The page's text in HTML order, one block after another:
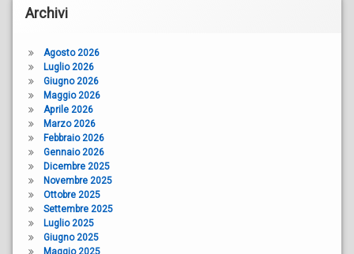
Archivi
Agosto 2026
Luglio 2026
Giugno 2026
Maggio 2026
Aprile 2026
Marzo 2026
Febbraio 2026
Gennaio 2026
Dicembre 2025
Novembre 2025
Ottobre 2025
Settembre 2025
Luglio 2025
Giugno 2025
Maggio 2025